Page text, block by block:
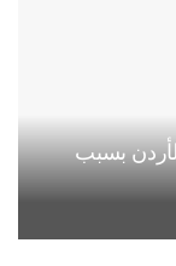
بسبب